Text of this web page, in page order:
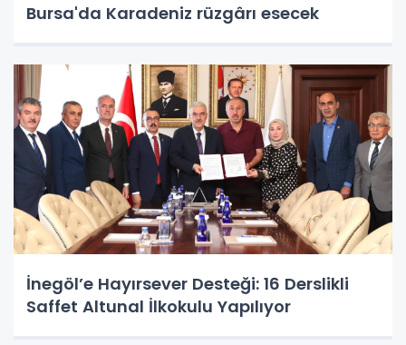
Bursa'da Karadeniz rüzgârı esecek
İnegöl’e Hayırsever Desteği: 16 Derslikli
Saffet Altunal İlkokulu Yapılıyor